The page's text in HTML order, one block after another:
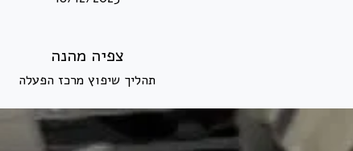
צפיה מהנה
תהליך שיפוץ מרכז הפעלה